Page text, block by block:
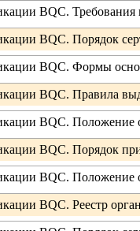
BQC. Требования
BQC. Порядок
BQC. Формы
BQC. Правила
BQC. Положение
BQC. Порядок
BQC. Положение
BQC. Реестр